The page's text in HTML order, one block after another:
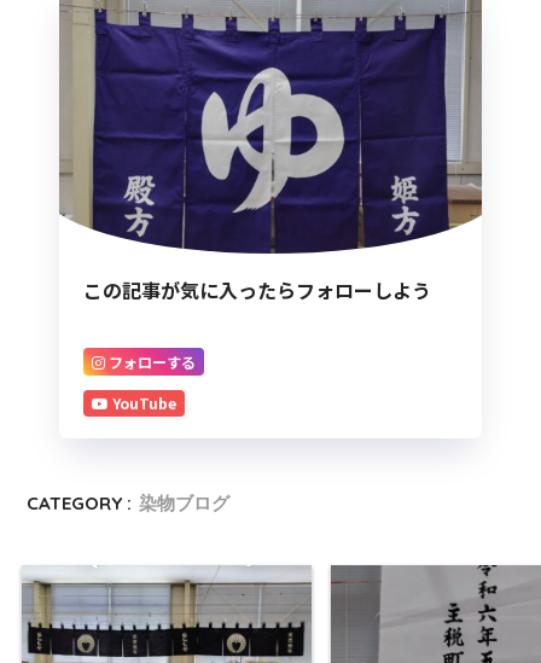
この記事が気に入ったらフォローしよう
フォローする
YouTube
CATEGORY : 染物ブログ